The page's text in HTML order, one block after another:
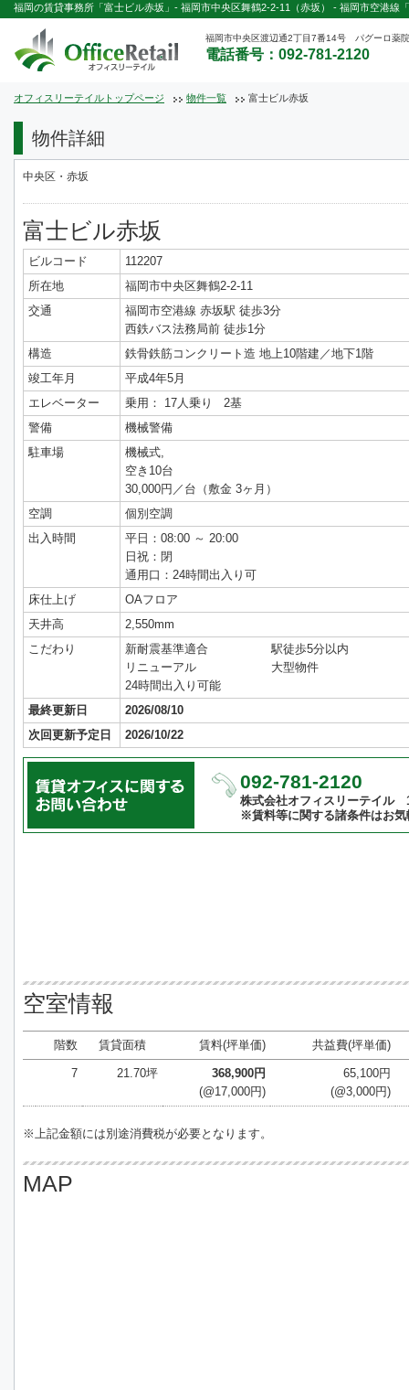
福岡の賃貸事務所「富士ビル赤坂」- 福岡市中央区舞鶴2-2-11（赤坂） - 福岡市空港線
福岡市中央区渡辺通2丁目7番14号 パグーロ薬
電話番号：092-781-2120
オフィスリーテイルトップページ 物件一覧 富士ビル赤坂
物件詳細
中央区・赤坂
富士ビル赤坂
ビルコード
112207
所在地
福岡市中央区舞鶴2-2-11
交通
福岡市空港線 赤坂駅 徒歩3分
西鉄バス法務局前 徒歩1分
構造
鉄骨鉄筋コンクリート造 地上10階建／地下1階
竣工年月
平成4年5月
エレベーター
乗用： 17人乗り 2基
警備
機械警備
駐車場
機械式,
空き10台
30,000円／台（敷金 3ヶ月）
空調
個別空調
出入時間
平日：08:00 ～ 20:00
日祝：閉
通用口：24時間出入り可
床仕上げ
OAフロア
天井高
2,550mm
こだわり
新耐震基準適合
駅徒歩5分以内
リニューアル
大型物件
24時間出入り可能
最終更新日
2026/08/10
次回更新予定日
2026/10/22
092-781-2120
株式会社オフィスリーテイル
※賃料等に関する諸条件はお
空室情報
階数 賃貸面積 賃料(坪単価) 共益費(坪単価)
7 21.70坪
368,900円
(@17,000円)
65,100円
(@3,000円)
※上記金額には別途消費税が必要となります。
MAP